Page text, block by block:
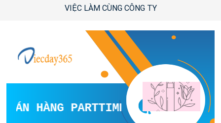
VIỆC LÀM CÙNG CÔNG TY
HÀNG PARTTIME TPHCM QUẬN 12